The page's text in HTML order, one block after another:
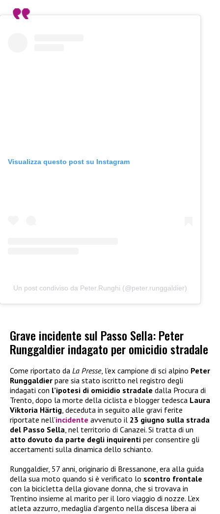
Visualizza questo post su Instagram
Un post condiviso da Peter.Runghi (@peter.runggaldier)
Grave incidente sul Passo Sella: Peter
Runggaldier indagato per omicidio stradale
Come riportato da La Presse, l’ex campione di sci alpino Peter
Runggaldier pare sia stato iscritto nel registro degli
indagati con l’ipotesi di omicidio stradale dalla Procura di
Trento, dopo la morte della ciclista e blogger tedesca Laura
Viktoria Härtig, deceduta in seguito alle gravi ferite
riportate nell’incidente avvenuto il 23 giugno sulla strada
del Passo Sella, nel territorio di Canazei. Si tratta di un
atto dovuto da parte degli inquirenti per consentire gli
accertamenti sulla dinamica dello schianto.
Runggaldier, 57 anni, originario di Bressanone, era alla guida
della sua moto quando si è verificato lo scontro frontale
con la bicicletta della giovane donna, che si trovava in
Trentino insieme al marito per il loro viaggio di nozze. L’ex
atleta azzurro, medaglia d’argento nella discesa libera ai